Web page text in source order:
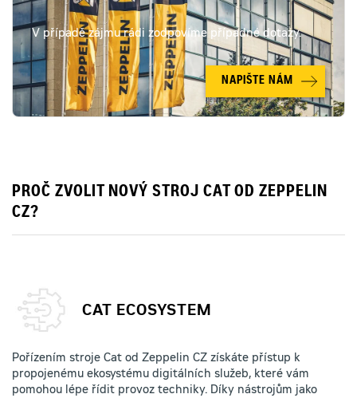
V případě zájmu rádi zodpovíme případné dotazy.
NAPIŠTE NÁM
PROČ ZVOLIT NOVÝ STROJ CAT OD ZEPPELIN
CZ?
CAT ECOSYSTEM
Pořízením stroje Cat od Zeppelin CZ získáte přístup k
propojenému ekosystému digitálních služeb, které vám
pomohou lépe řídit provoz techniky. Díky nástrojům jako